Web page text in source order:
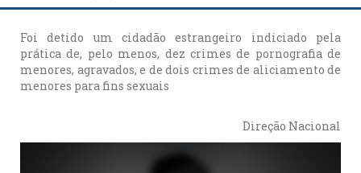
Foi detido um cidadão estrangeiro indiciado pela
prática de, pelo menos, dez crimes de pornografia de
menores, agravados, e de dois crimes de aliciamento de
menores para fins sexuais
Direção Nacional